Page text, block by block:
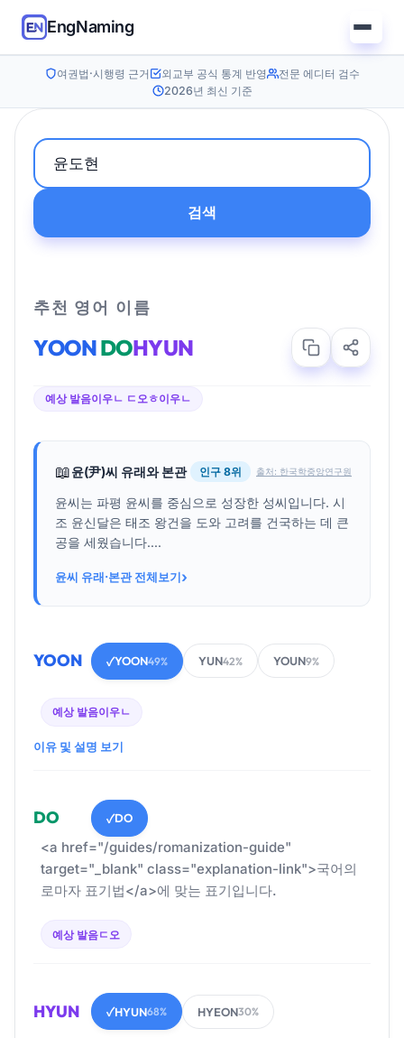
EngNaming
여권법·시행령 근거 외교부 공식 통계 반영
전문 에디터 검수
2026년 최신 기준
검색
추천 영어 이름
YOONDOHYUN
예상 발음이우ㄴ ㄷ오ㅎ이우ㄴ
📖윤(尹)씨 유래와 본관 인구 8위 출처: 한국학중앙연구원
윤씨는 파평 윤씨를 중심으로 성장한 성씨입니다. 시
조 윤신달은 태조 왕건을 도와 고려를 건국하는 데 큰
공을 세웠습니다....
윤씨 유래·본관 전체보기›
YOON ✓YOON49% YUN42% YOUN9%
예상 발음이우ㄴ
이유 및 설명 보기
DO ✓DO
<a href="/guides/romanization-guide"
target="_blank" class="explanation-link">국어의
로마자 표기법</a>에 맞는 표기입니다.
예상 발음ㄷ오
HYUN ✓HYUN68% HYEON30%